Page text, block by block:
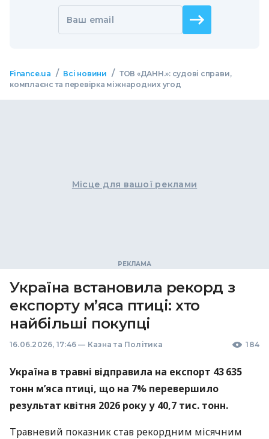
Ваш email
Finance.ua / Всі новини / ТОВ «ДАНН.»: судові справи,
комплаєнс та перевірка міжнародних угод
Місце для вашої реклами
Україна встановила рекорд з
експорту м’яса птиці: хто
найбільші покупці
16.06.2026, 17:46 — Казна та Політика 184
Україна в травні відправила на експорт 43 635
тонн м’яса птиці, що на 7% перевершило
результат квітня 2026 року у 40,7 тис. тонн.
Травневий показник став рекордним місячним